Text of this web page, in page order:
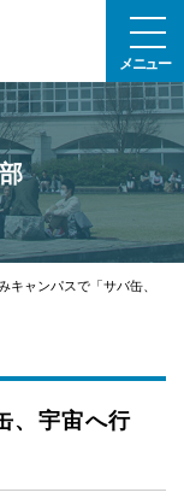
メニュー
キャンパスで「サバ缶、
、宇宙へ行